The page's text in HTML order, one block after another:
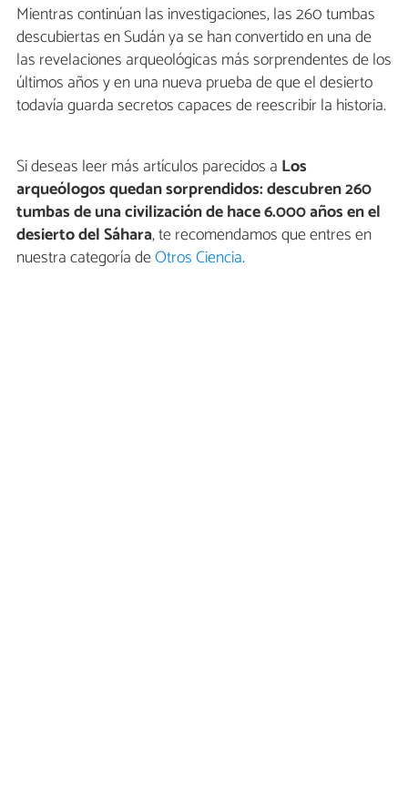
Mientras continúan las investigaciones, las 260 tumbas
descubiertas en Sudán ya se han convertido en una de
las revelaciones arqueológicas más sorprendentes de los
últimos años y en una nueva prueba de que el desierto
todavía guarda secretos capaces de reescribir la historia.
Si deseas leer más artículos parecidos a Los
arqueólogos quedan sorprendidos: descubren 260
tumbas de una civilización de hace 6.000 años en el
desierto del Sáhara, te recomendamos que entres en
nuestra categoría deOtros Ciencia.